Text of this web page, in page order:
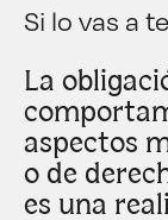
Si lo vas a
La
aspectos
o de
es una